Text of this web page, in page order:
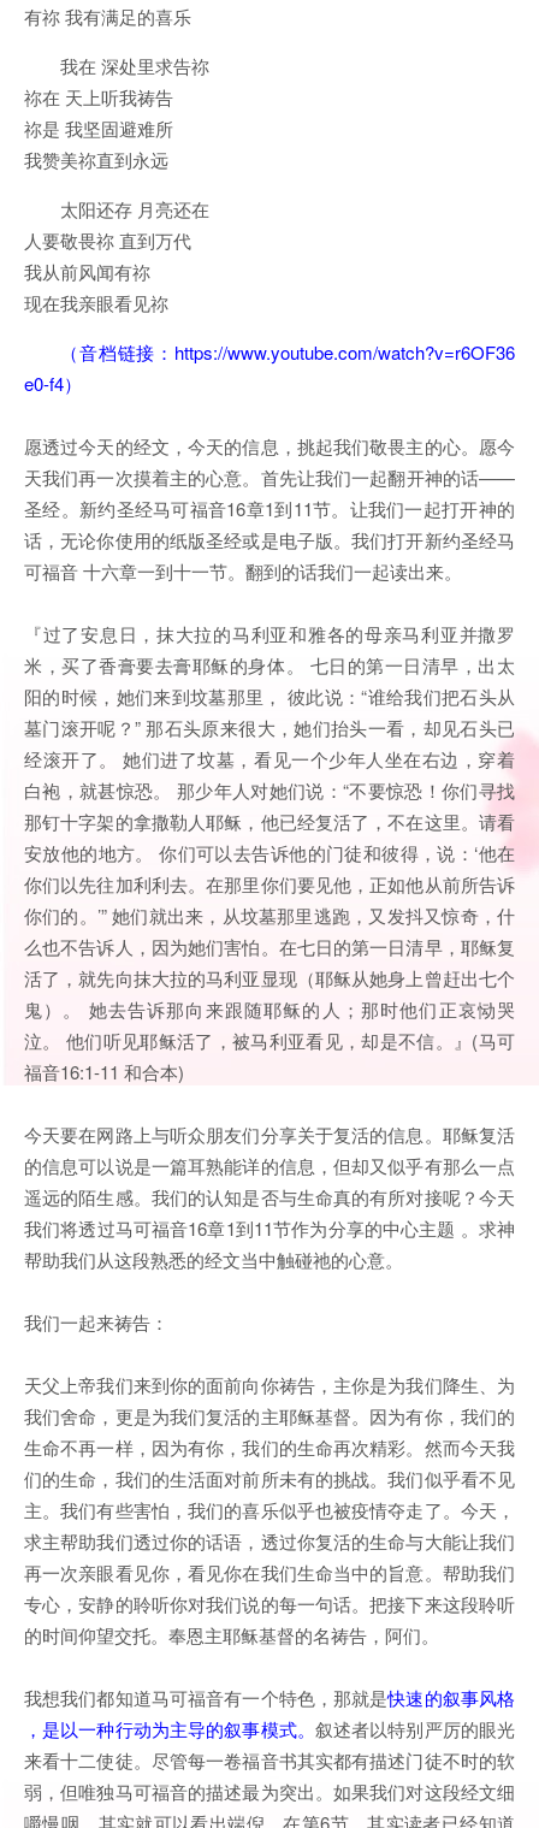
有祢 我有满足的喜乐
我在 深处里求告祢
祢在 天上听我祷告
祢是 我坚固避难所
我赞美祢直到永远
太阳还存 月亮还在
人要敬畏祢 直到万代
我从前风闻有祢
现在我亲眼看见祢
（音档链接： https://www.youtube.com/watch?v=r6OF36
e0-f4）
愿透过今天的经文，今天的信息，挑起我们敬畏主的心。愿今
天我们再一次摸着主的心意。首先让我们一起翻开神的话——
圣经。新约圣经马可福音16章1到11节。让我们一起打开神的
话，无论你使用的纸版圣经或是电子版。我们打开新约圣经马
可福音 十六章一到十一节。翻到的话我们一起读出来。
『过了安息日，抹大拉的马利亚和雅各的母亲马利亚并撒罗
米，买了香膏要去膏耶稣的身体。 七日的第一日清早，出太
阳的时候，她们来到坟墓那里， 彼此说：“谁给我们把石头从
墓门滚开呢？” 那石头原来很大，她们抬头一看，却见石头已
经滚开了。 她们进了坟墓，看见一个少年人坐在右边，穿着
白袍，就甚惊恐。 那少年人对她们说：“不要惊恐！你们寻找
那钉十字架的拿撒勒人耶稣，他已经复活了，不在这里。请看
安放他的地方。 你们可以去告诉他的门徒和彼得，说：‘他在
你们以先往加利利去。在那里你们要见他，正如他从前所告诉
你们的。’” 她们就出来，从坟墓那里逃跑，又发抖又惊奇，什
么也不告诉人，因为她们害怕。在七日的第一日清早，耶稣复
活了，就先向抹大拉的马利亚显现（耶稣从她身上曾赶出七个
鬼）。 她去告诉那向来跟随耶稣的人；那时他们正哀恸哭
泣。 他们听见耶稣活了，被马利亚看见，却是不信。』(马可
福音16:1-11 和合本)
今天要在网路上与听众朋友们分享关于复活的信息。耶稣复活
的信息可以说是一篇耳熟能详的信息，但却又似乎有那么一点
遥远的陌生感。我们的认知是否与生命真的有所对接呢？今天
我们将透过马可福音16章1到11节作为分享的中心主题 。求神
帮助我们从这段熟悉的经文当中触碰祂的心意。
我们一起来祷告：
天父上帝我们来到你的面前向你祷告，主你是为我们降生、为
我们舍命，更是为我们复活的主耶稣基督。因为有你，我们的
生命不再一样，因为有你，我们的生命再次精彩。然而今天我
们的生命，我们的生活面对前所未有的挑战。我们似乎看不见
主。我们有些害怕，我们的喜乐似乎也被疫情夺走了。今天，
求主帮助我们透过你的话语，透过你复活的生命与大能让我们
再一次亲眼看见你，看见你在我们生命当中的旨意。帮助我们
专心，安静的聆听你对我们说的每一句话。把接下来这段聆听
的时间仰望交托。奉恩主耶稣基督的名祷告，阿们。
我想我们都知道马可福音有一个特色，那就是快速的叙事风格
，是以一种行动为主导的叙事模式。 叙述者以特别严厉的眼光
来看十二使徒。尽管每一卷福音书其实都有描述门徒不时的软
弱，但唯独马可福音的描述最为突出。如果我们对这段经文细